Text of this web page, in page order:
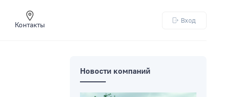
Контакты
Вход
Новости компаний